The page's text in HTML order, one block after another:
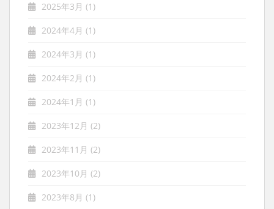
2025年3月 (1)
2024年4月 (1)
2024年3月 (1)
2024年2月 (1)
2024年1月 (1)
2023年12月 (2)
2023年11月 (2)
2023年10月 (2)
2023年8月 (1)